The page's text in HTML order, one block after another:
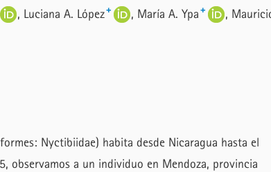
Luciana A. López+ María A. Ypa +
Nyctibiidae) habita desde Nicaragua hasta el
observamos a un individuo en Mendoza, provincia